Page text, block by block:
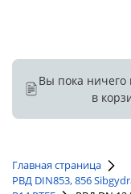
Вы пока ничего
в
Главная страница
РВД DIN853, 856